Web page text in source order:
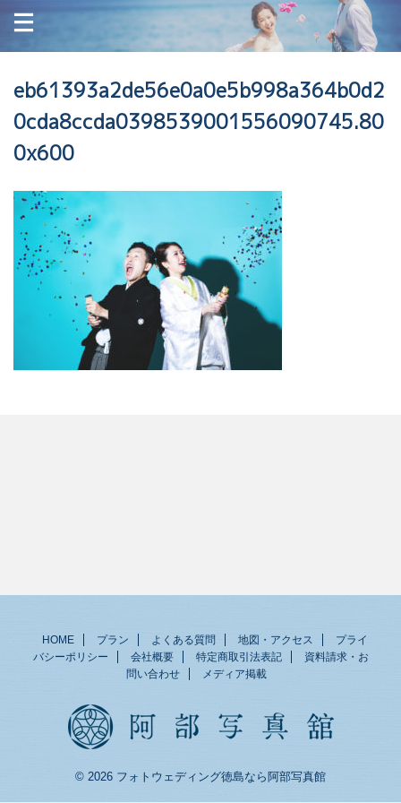
eb61393a2de56e0a0e5b998a364b0d2
0cda8ccda0398539001556090745.80
0x600
HOME プラン よくある質問 地図・アクセス
プライ
バシーポリシー
会社概要 特定商取引法表記
資料請求・お
問い合わせ
メディア掲載
© 2026 フォトウェディング徳島なら阿部写真館